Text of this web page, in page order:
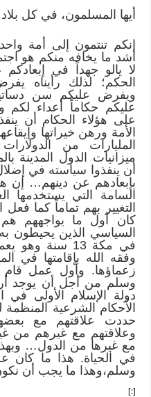
أيها المسلمون، في كل
إنكم تنتمون إلى أمة
أشد ما يخافه منكم هو
لا يالو جهداً في
الحكم؛ لذلك رأيناه
ويفرض عليكم سن
عليكم حكاماً أعداء لكم
على هؤلاء الحكام أن
الأمة ورهن خيراتها
المليارات من
ميزانيات الدول المدينة
أن ينفذوا سياسته في
بإبعادهم عن دينهم… إن
السامة التي يستخدمها
التغيير بهم تماماً كما
كان أول ما يواجههم هم
السياسي الذين يحيطون
في مكة 13 سنة
وفقه الله بإقامتها في
زعماؤها. وأول عمل
وسلم من أجل أن يوجد
دولة الإسلام الأولى في
الأحكام الشرعية
حددت علاقتهم مع
وعلاقتهم مع غيرهم من
مع غيرها من الدول…
في الحياة. هذا ما كان
وسلم،وهذا ما يجب أن
[:]